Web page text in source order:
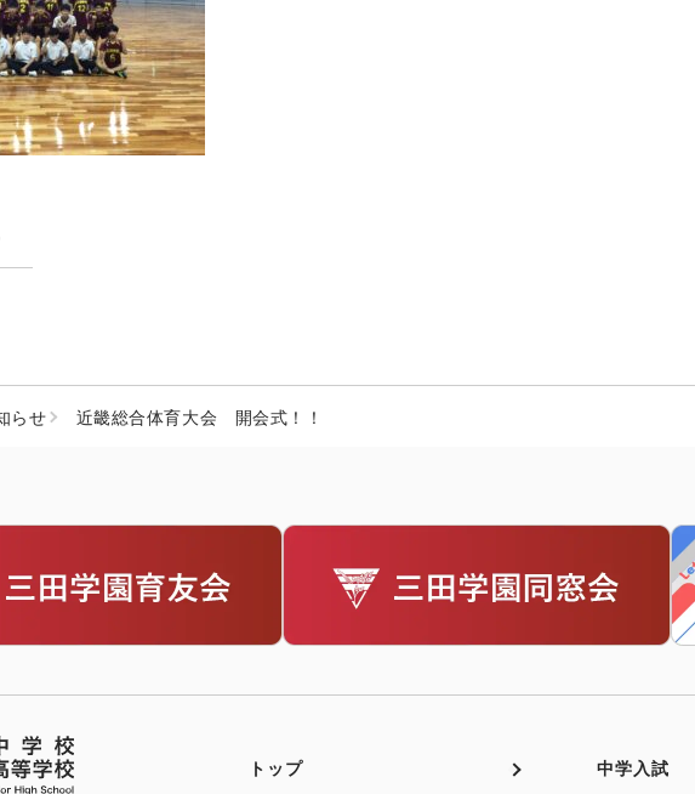
らせ 近畿総合体育大会 開会式！！
トップ 中学入試